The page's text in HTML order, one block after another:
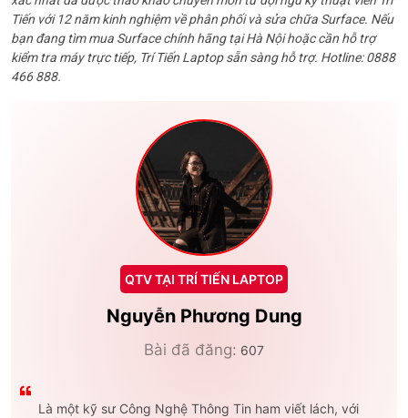
Tiến với 12 năm kinh nghiệm về phân phối và sửa chữa Surface. Nếu
bạn đang tìm mua Surface chính hãng tại Hà Nội hoặc cần hỗ trợ
kiểm tra máy trực tiếp, Trí Tiến Laptop sẵn sàng hỗ trợ. Hotline: 0888
466 888.
QTV TẠI TRÍ TIẾN LAPTOP
Nguyễn Phương Dung
Bài đã đăng: 607
Là một kỹ sư Công Nghệ Thông Tin ham viết lách, với